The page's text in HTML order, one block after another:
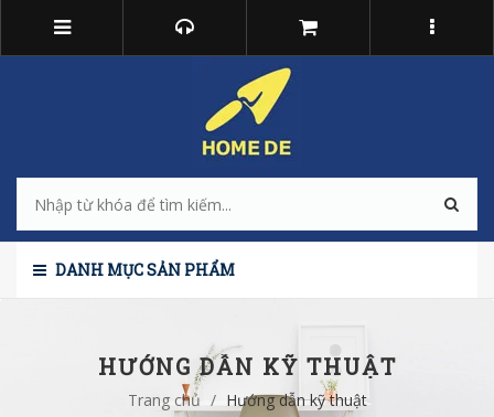
DANH MỤC SẢN PHẨM
HƯỚNG DẪN KỸ THUẬT
Trang chủ / Hướng dẫn kỹ thuật